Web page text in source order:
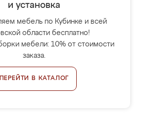
и установка
мебель по Кубинке и всей
области бесплатно!
мебели: 10% от стоимости
заказа.
ПЕРЕЙТИ В КАТАЛОГ